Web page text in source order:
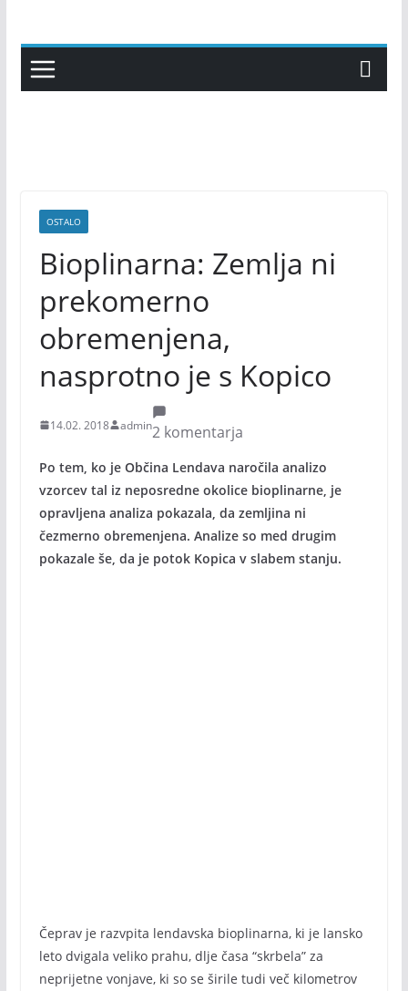
content
OSTALO
Bioplinarna: Zemlja ni
prekomerno
obremenjena,
nasprotno je s Kopico
14.02. 2018 admin2 komentarja
Po tem, ko je Občina Lendava naročila analizo
vzorcev tal iz neposredne okolice bioplinarne, je
opravljena analiza pokazala, da zemljina ni
čezmerno obremenjena. Analize so med drugim
pokazale še, da je potok Kopica v slabem stanju.
Čeprav je razvpita lendavska bioplinarna, ki je lansko
leto dvigala veliko prahu, dlje časa “skrbela” za
neprijetne vonjave, ki so se širile tudi več kilometrov